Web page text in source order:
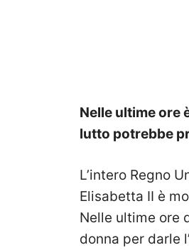
Nelle ultime ore
lutto potrebbe
L’intero Regno
Elisabetta II è
Nelle ultime ore
donna per darle